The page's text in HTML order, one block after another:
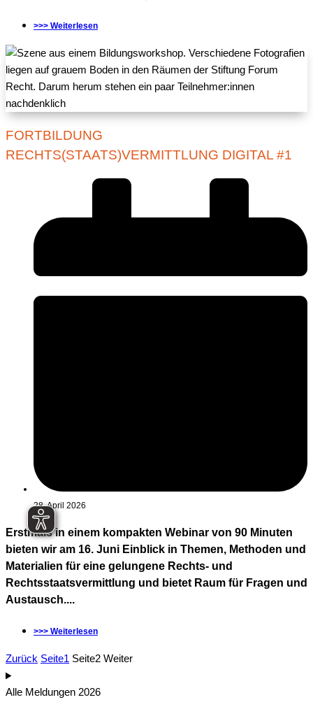
>>> Weiterlesen
FORTBILDUNG
RECHTS(STAATS)VERMITTLUNG DIGITAL #1
28. April 2026
Erstmals in einem kompakten Webinar von 90 Minuten
bieten wir am 16. Juni Einblick in Themen, Methoden und
Materialien für eine gelungene Rechts- und
Rechtsstaatsvermittlung und bietet Raum für Fragen und
Austausch....
>>> Weiterlesen
Zurück Seite1 Seite2 Weiter
Alle Meldungen 2026